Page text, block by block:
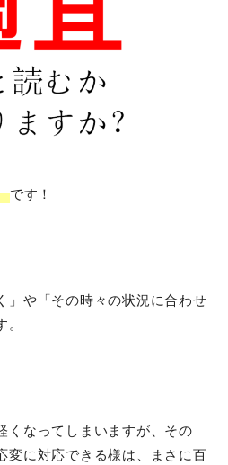
です！
」や「その時々の状況に合わせ
くなってしまいますが、その
変に対応できる様は、まさに百